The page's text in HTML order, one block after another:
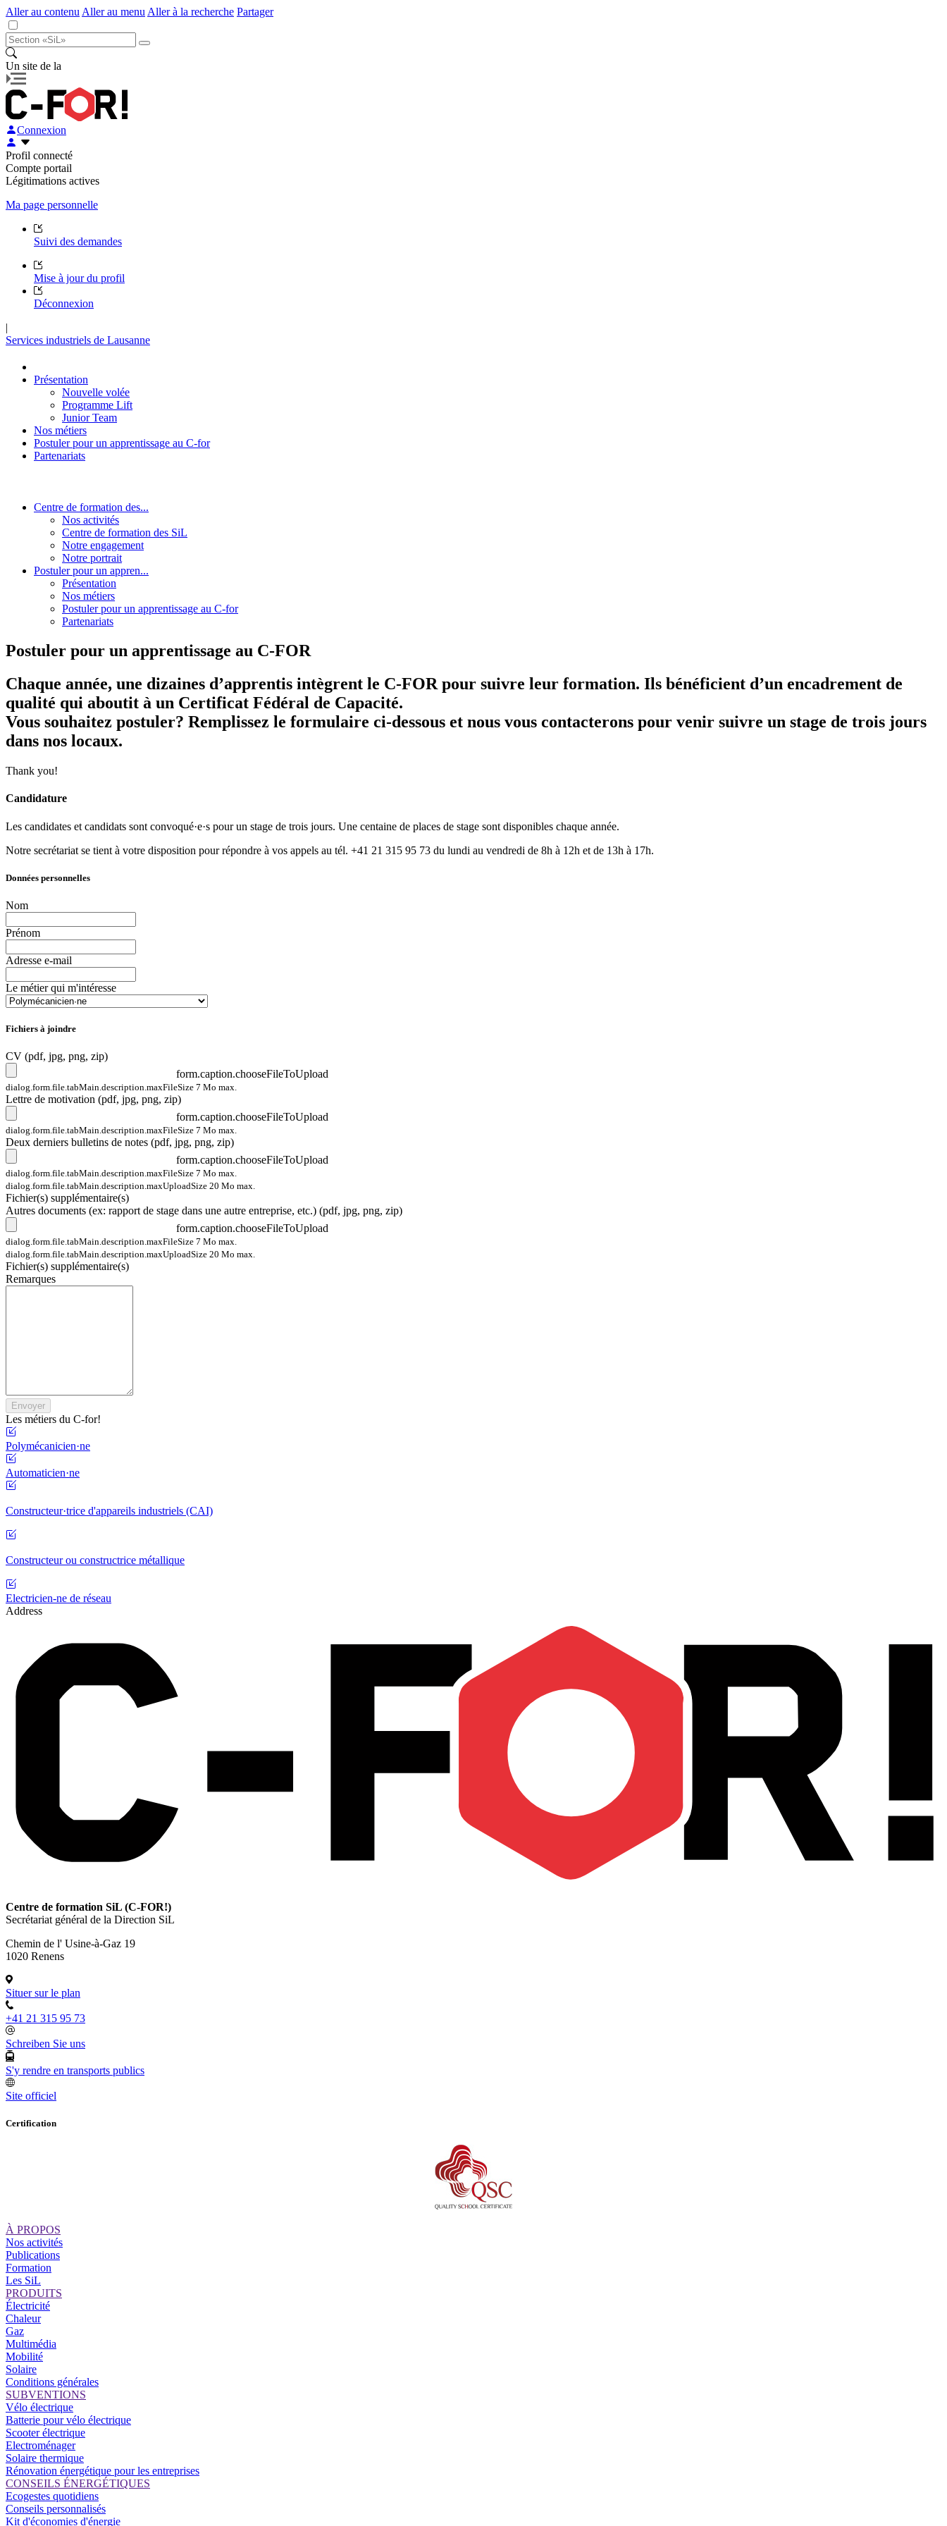
Aller au contenu Aller au menu Aller à la recherche Partager
Un site de la
Connexion
Profil connecté
Compte portail
Légitimations actives
Ma page personnelle
Suivi des demandes
Mise à jour du profil
Déconnexion
|
Services industriels de Lausanne
Présentation
Nouvelle volée
Programme Lift
Junior Team
Nos métiers
Postuler pour un apprentissage au C-for
Partenariats
Centre de formation des...
Nos activités
Centre de formation des SiL
Notre engagement
Notre portrait
Postuler pour un appren...
Présentation
Nos métiers
Postuler pour un apprentissage au C-for
Partenariats
Postuler pour un apprentissage au C-FOR
Chaque année, une dizaines d’apprentis intègrent le C-FOR pour suivre leur formation. Ils bénéficient d’un encadrement de
qualité qui aboutit à un Certificat Fédéral de Capacité.
Vous souhaitez postuler? Remplissez le formulaire ci-dessous et nous vous contacterons pour venir suivre un stage de trois jours
dans nos locaux.
Thank you!
Candidature
Les candidates et candidats sont convoqué·e·s pour un stage de trois jours. Une centaine de places de stage sont disponibles chaque année.
Notre secrétariat se tient à votre disposition pour répondre à vos appels au tél. +41 21 315 95 73 du lundi au vendredi de 8h à 12h et de 13h à 17h.
Données personnelles
Nom
Prénom
Adresse e-mail
Le métier qui m'intéresse
Fichiers à joindre
CV (pdf, jpg, png, zip)
form.caption.chooseFileToUpload
dialog.form.file.tabMain.description.maxFileSize 7 Mo max.
Lettre de motivation (pdf, jpg, png, zip)
form.caption.chooseFileToUpload
dialog.form.file.tabMain.description.maxFileSize 7 Mo max.
Deux derniers bulletins de notes (pdf, jpg, png, zip)
form.caption.chooseFileToUpload
dialog.form.file.tabMain.description.maxFileSize 7 Mo max.
dialog.form.file.tabMain.description.maxUploadSize 20 Mo max.
Fichier(s) supplémentaire(s)
Autres documents (ex: rapport de stage dans une autre entreprise, etc.) (pdf, jpg, png, zip)
form.caption.chooseFileToUpload
dialog.form.file.tabMain.description.maxFileSize 7 Mo max.
dialog.form.file.tabMain.description.maxUploadSize 20 Mo max.
Fichier(s) supplémentaire(s)
Remarques
Envoyer
Les métiers du C-for!
Polymécanicien·ne
Automaticien·ne
Constructeur·trice d'appareils industriels (CAI)
Constructeur ou constructrice métallique
Electricien-ne de réseau
Address
Centre de formation SiL (C-FOR!)
Secrétariat général de la Direction SiL
Chemin de l' Usine-à-Gaz 19
1020 Renens
Situer sur le plan
+41 21 315 95 73
Schreiben Sie uns
S'y rendre en transports publics
Site officiel
Certification
À PROPOS
Nos activités
Publications
Formation
Les SiL
PRODUITS
Électricité
Chaleur
Gaz
Multimédia
Mobilité
Solaire
Conditions générales
SUBVENTIONS
Vélo électrique
Batterie pour vélo électrique
Scooter électrique
Electroménager
Solaire thermique
Rénovation énergétique pour les entreprises
CONSEILS ÉNERGÉTIQUES
Ecogestes quotidiens
Conseils personnalisés
Kit d'économies d'énergie